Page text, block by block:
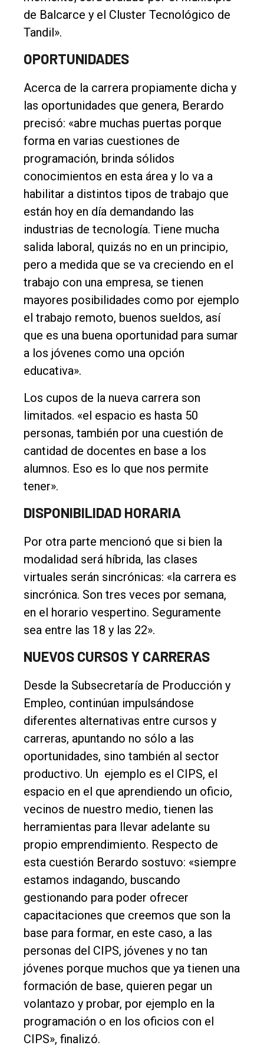
de Balcarce y el Cluster Tecnológico de
Tandil».
OPORTUNIDADES
Acerca de la carrera propiamente dicha y
las oportunidades que genera, Berardo
precisó: «abre muchas puertas porque
forma en varias cuestiones de
programación, brinda sólidos
conocimientos en esta área y lo va a
habilitar a distintos tipos de trabajo que
están hoy en día demandando las
industrias de tecnología. Tiene mucha
salida laboral, quizás no en un principio,
pero a medida que se va creciendo en el
trabajo con una empresa, se tienen
mayores posibilidades como por ejemplo
el trabajo remoto, buenos sueldos, así
que es una buena oportunidad para sumar
a los jóvenes como una opción
educativa».
Los cupos de la nueva carrera son
limitados. «el espacio es hasta 50
personas, también por una cuestión de
cantidad de docentes en base a los
alumnos. Eso es lo que nos permite
tener».
DISPONIBILIDAD HORARIA
Por otra parte mencionó que si bien la
modalidad será híbrida, las clases
virtuales serán sincrónicas: «la carrera es
sincrónica. Son tres veces por semana,
en el horario vespertino. Seguramente
sea entre las 18 y las 22».
NUEVOS CURSOS Y CARRERAS
Desde la Subsecretaría de Producción y
Empleo, continúan impulsándose
diferentes alternativas entre cursos y
carreras, apuntando no sólo a las
oportunidades, sino también al sector
productivo. Un ejemplo es el CIPS, el
espacio en el que aprendiendo un oficio,
vecinos de nuestro medio, tienen las
herramientas para llevar adelante su
propio emprendimiento. Respecto de
esta cuestión Berardo sostuvo: «siempre
estamos indagando, buscando
gestionando para poder ofrecer
capacitaciones que creemos que son la
base para formar, en este caso, a las
personas del CIPS, jóvenes y no tan
jóvenes porque muchos que ya tienen una
formación de base, quieren pegar un
volantazo y probar, por ejemplo en la
programación o en los oficios con el
CIPS», finalizó.